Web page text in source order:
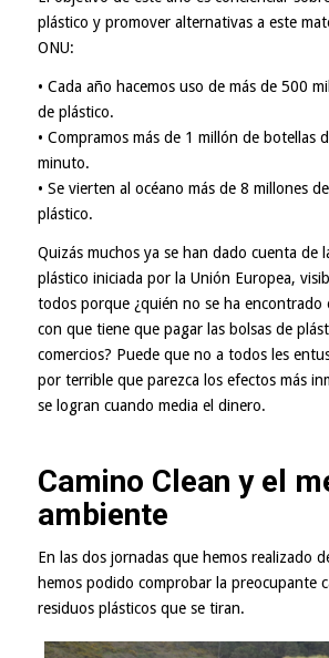
plástico y promover alternativas a este
ONU:
• Cada año hacemos uso de más de 500
de plástico.
• Compramos más de 1 millón de botellas
minuto.
• Se vierten al océano más de 8 millones
plástico.
Quizás muchos ya se han dado cuenta de
plástico iniciada por la Unión Europea,
todos porque ¿quién no se ha encontrado
con que tiene que pagar las bolsas de
comercios? Puede que no a todos les
por terrible que parezca los efectos más
se logran cuando media el dinero.
Camino Clean y el
ambiente
En las dos jornadas que hemos realizado
hemos podido comprobar la preocupante
residuos plásticos que se tiran.